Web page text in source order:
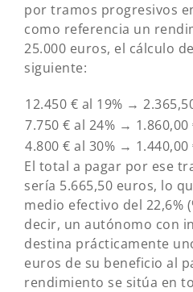
por tramos progresivos
como referencia un
25.000 euros, el cálculo
siguiente:
12.450 € al 19% →
7.750 € al 24% → 1.860,00
4.800 € al 30% → 1.440,00
El total a pagar por ese
sería 5.665,50 euros, lo
medio efectivo del 22,6%
decir, un autónomo con
destina prácticamente
euros de su beneficio al
rendimiento se sitúa en